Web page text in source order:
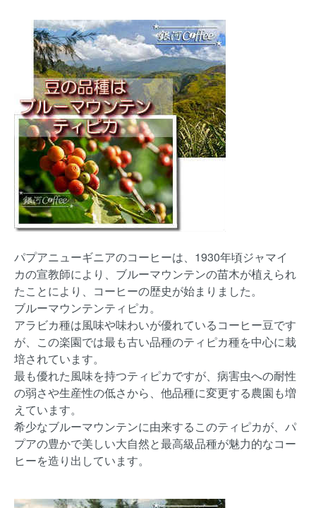
パプアニューギニアのコーヒーは、1930年頃ジャマイ
カの宣教師により、ブルーマウンテンの苗木が植えられ
たことにより、コーヒーの歴史が始まりました。
ブルーマウンテンティピカ。
アラビカ種は風味や味わいが優れているコーヒー豆です
が、この楽園では最も古い品種のティピカ種を中心に栽
培されています。
最も優れた風味を持つティピカですが、病害虫への耐性
の弱さや生産性の低さから、他品種に変更する農園も増
えています。
希少なブルーマウンテンに由来するこのティピカが、パ
プアの豊かで美しい大自然と最高級品種が魅力的なコー
ヒーを造り出しています。